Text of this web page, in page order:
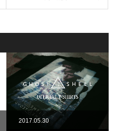
2017.05.30